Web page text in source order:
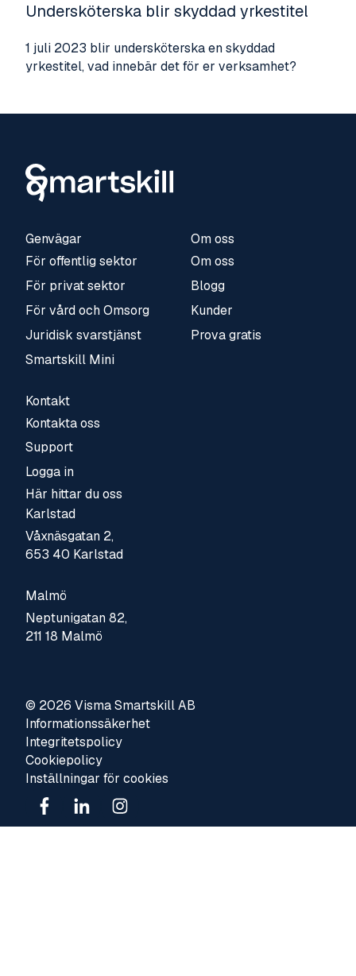
Undersköterska blir skyddad yrkestitel
1 juli 2023 blir undersköterska en skyddad
yrkestitel, vad innebär det för er verksamhet?
Genvägar
För offentlig sektor
För privat sektor
För vård och Omsorg
Juridisk svarstjänst
Smartskill Mini
Om oss
Om oss
Blogg
Kunder
Prova gratis
Kontakt
Kontakta oss
Support
Logga in
Här hittar du oss
Karlstad
Våxnäsgatan 2,
653 40 Karlstad
Malmö
Neptunigatan 82,
211 18 Malmö
© 2026 Visma Smartskill AB
Informationssäkerhet
Integritetspolicy
Cookiepolicy
Inställningar för cookies